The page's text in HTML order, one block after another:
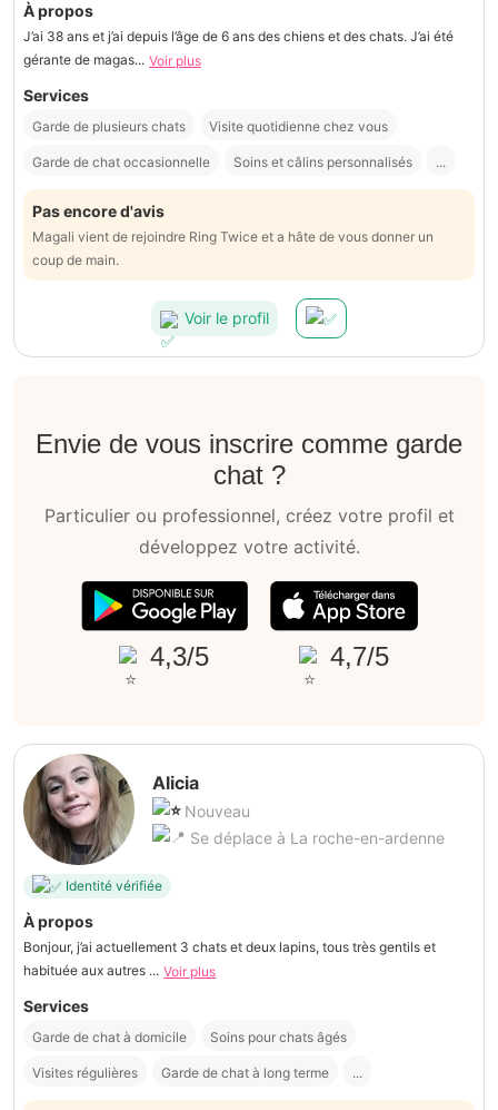
À propos
J’ai 38 ans et j’ai depuis l’âge de 6 ans des chiens et des chats. J’ai été
gérante de magas... Voir plus
Services
Garde de plusieurs chats Visite quotidienne chez vous
Garde de chat occasionnelle Soins et câlins personnalisés ...
Pas encore d'avis
Magali vient de rejoindre Ring Twice et a hâte de vous donner un
coup de main.
Voir le profil
Envie de vous inscrire comme garde
chat ?
Particulier ou professionnel, créez votre profil et
développez votre activité.
4,3/5 4,7/5
Alicia
Nouveau
Se déplace à La roche-en-ardenne
Identité vérifiée
À propos
Bonjour, j’ai actuellement 3 chats et deux lapins, tous très gentils et
habituée aux autres ... Voir plus
Services
Garde de chat à domicile Soins pour chats âgés
Visites régulières Garde de chat à long terme ...